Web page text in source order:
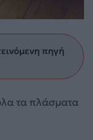
πηγή
τα πλάσματα